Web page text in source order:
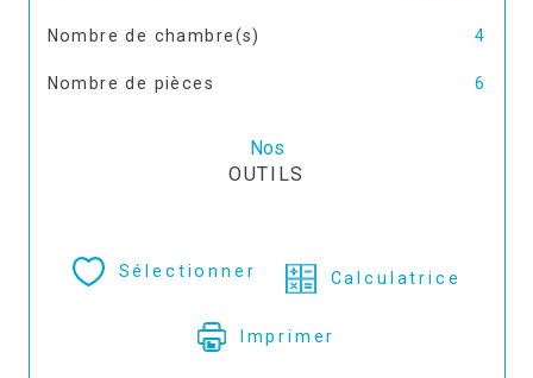
Nombre de chambre(s) 4
Nombre de pièces 6
Nos
OUTILS
Sélectionner Calculatrice
Imprimer